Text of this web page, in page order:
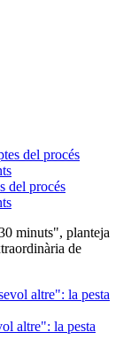
del procés
minuts", planteja
de
altre": la pesta